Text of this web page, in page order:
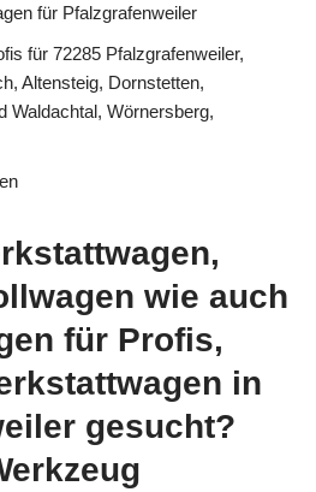
für Pfalzgrafenweiler
für 72285 Pfalzgrafenweiler,
Altensteig, Dornstetten,
Waldachtal, Wörnersberg,
wie auch
für Profis,
in
gesucht?